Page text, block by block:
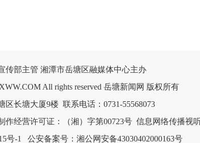
传部主管 湘潭市岳塘区融媒体中心主办
All rights reserved 岳塘新闻网 版权所有
地址：湖南省湘潭市岳塘区长塘大厦9楼  联系电话：0731-55568073
作经营许可证：（湘）字第00723号 信息网络传播视
号-1
公安备案号：湘公网安备43030402000163号